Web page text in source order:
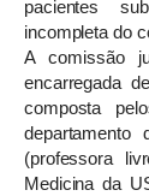
pacientes
incompleta do
A comissão
encarregada
composta
(professora
Medicina da